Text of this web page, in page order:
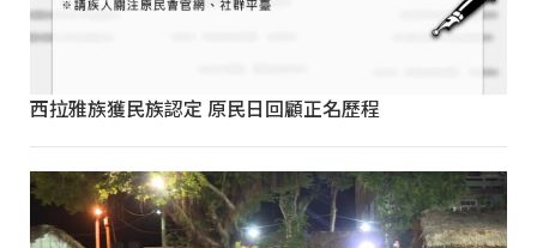
西拉雅族獲民族認定 原民日回顧正名歷程